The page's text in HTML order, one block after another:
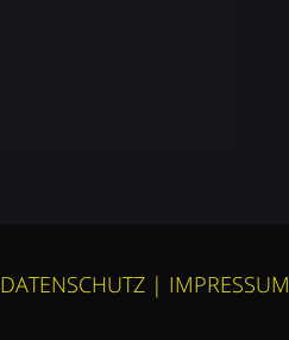
DATENSCHUTZ| IMPRESSUM